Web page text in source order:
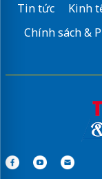
Tin tức Kinh
Chính sách &